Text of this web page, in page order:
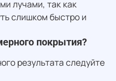
лучами, так как
слишком быстро и
покрытия?
результата следуйте